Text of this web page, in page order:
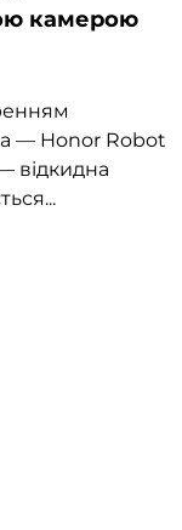
камерою
— Honor Robot
відкидна